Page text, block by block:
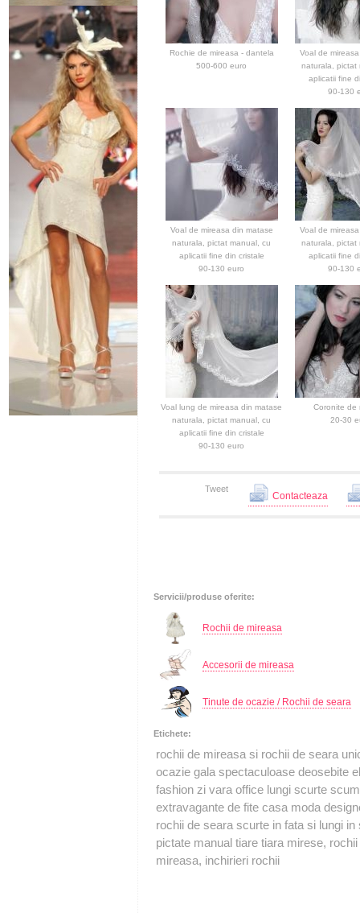
Rochie de mireasa - dantela
500-600 euro
Voal de
naturala, pictat
aplicatii fine
90-130
Voal de mireasa din matase
naturala, pictat manual, cu
aplicatii fine din cristale
90-130 euro
Voal de
naturala, pictat
aplicatii fine
90-130
Voal lung de mireasa din matase
naturala, pictat manual, cu
aplicatii fine din cristale
90-130 euro
Coronite de
20-30
Tweet
Contacteaza
Servicii/produse oferite:
Rochii de mireasa
Accesorii de mireasa
Tinute de ocazie / Rochii de seara
Etichete:
rochii de mireasa si rochii de seara
ocazie gala spectaculoase deosebite
fashion zi vara office lungi scurte
extravagante de fite casa moda
rochii de seara scurte in fata si lungi
pictate manual tiare tiara mirese,
mireasa, inchirieri rochii